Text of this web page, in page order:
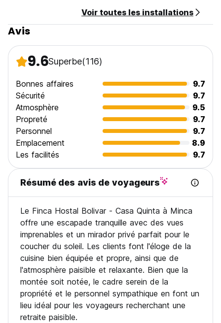
Nous espérons vous accueillir bientôt à la Finca Hostal
Bolivar ! (Auto-translated from original language)
Voir toutes les installations
Avis
9.6Superbe(116)
Bonnes affaires
9.7
Sécurité
9.7
Atmosphère
9.5
Propreté
9.7
Personnel
9.7
Emplacement
8.9
Les facilités
9.7
Résumé des avis de voyageurs
Le Finca Hostal Bolivar - Casa Quinta à Minca
offre une escapade tranquille avec des vues
imprenables et un mirador privé parfait pour le
coucher du soleil. Les clients font l'éloge de la
cuisine bien équipée et propre, ainsi que de
l'atmosphère paisible et relaxante. Bien que la
montée soit notée, le cadre serein de la
propriété et le personnel sympathique en font un
lieu idéal pour les voyageurs recherchant une
retraite paisible.